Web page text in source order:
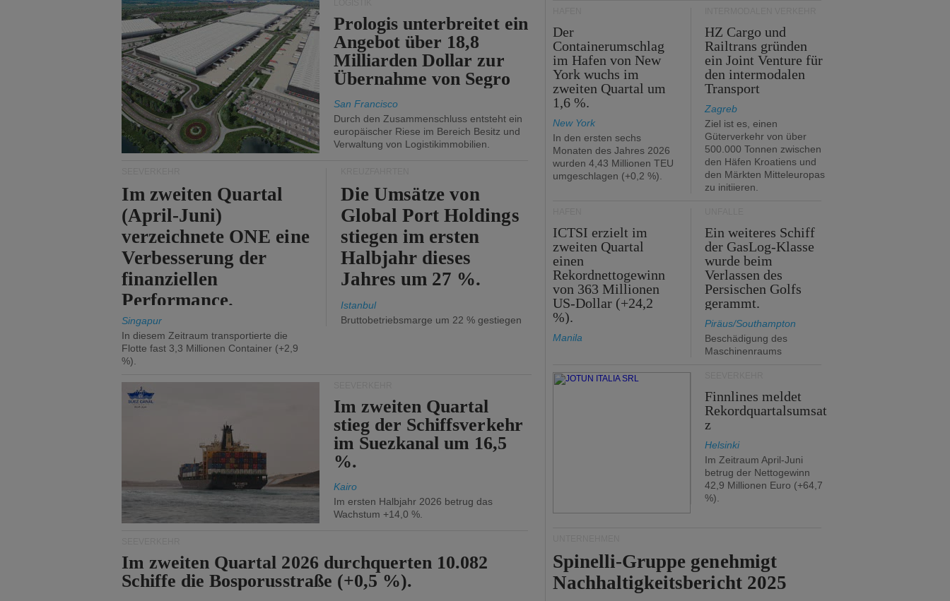
von Hormuz.
Prologis unterbreitet ein
Angebot über 18,8
Milliarden Dollar zur
Übernahme von Segro
San Francisco
Durch den Zusammenschluss entsteht ein
europäischer Riese im Bereich Besitz und
Verwaltung von Logistikimmobilien.
Im zweiten Quartal
(April-Juni)
verzeichnete ONE eine
Verbesserung der
finanziellen
Performance.
Singapur
In diesem Zeitraum transportierte die
Flotte fast 3,3 Millionen Container (+2,9
%).
Die Umsätze von
Global Port Holdings
stiegen im ersten
Halbjahr dieses
Jahres um 27 %.
Istanbul
Bruttobetriebsmarge um 22 % gestiegen
Im zweiten Quartal
stieg der Schiffsverkehr
im Suezkanal um 16,5
%.
Kairo
Im ersten Halbjahr 2026 betrug das
Wachstum +14,0 %.
Im zweiten Quartal 2026 durchquerten 10.082
Schiffe die Bosporusstraße (+0,5 %).
Der
Containerumschlag
im Hafen von New
York wuchs im
zweiten Quartal um
1,6 %.
New York
In den ersten sechs
Monaten des Jahres 2026
wurden 4,43 Millionen TEU
umgeschlagen (+0,2 %).
HZ Cargo und
Railtrans gründen
ein Joint Venture für
den intermodalen
Transport
Zagreb
Ziel ist es, einen
Güterverkehr von über
500.000 Tonnen zwischen
den Häfen Kroatiens und
den Märkten Mitteleuropas
zu initiieren.
ICTSI erzielt im
zweiten Quartal
einen
Rekordnettogewinn
von 363 Millionen
US-Dollar (+24,2
%).
Manila
Ein weiteres Schiff
der GasLog-Klasse
wurde beim
Verlassen des
Persischen Golfs
gerammt.
Piräus/Southampton
Beschädigung des
Maschinenraums
Finnlines meldet
Rekordquartalsumsat
z
Helsinki
Im Zeitraum April-Juni
betrug der Nettogewinn
42,9 Millionen Euro (+64,7
%).
Spinelli-Gruppe genehmigt
Nachhaltigkeitsbericht 2025